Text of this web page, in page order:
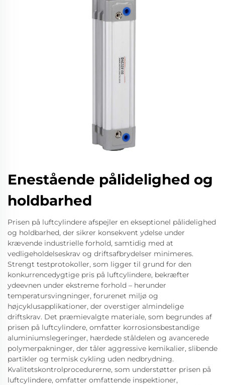
Enestående pålidelighed og
holdbarhed
Prisen på luftcylindere afspejler en ekseptionel pålidelighed
og holdbarhed, der sikrer konsekvent ydelse under
krævende industrielle forhold, samtidig med at
vedligeholdelseskrav og driftsafbrydelser minimeres.
Strengt testprotokoller, som ligger til grund for den
konkurrencedygtige pris på luftcylindere, bekræfter
ydeevnen under ekstreme forhold – herunder
temperatursvingninger, forurenet miljø og
højcyklusapplikationer, der overstiger almindelige
driftskrav. Det præmievalgte materiale, som begrundes af
prisen på luftcylindere, omfatter korrosionsbestandige
aluminiumslegeringer, hærdede ståldelen og avancerede
polymerpakninger, der tåler aggressive kemikalier, slibende
partikler og termisk cykling uden nedbrydning.
Kvalitetskontrolprocedurerne, som understøtter prisen på
luftcylindere, omfatter omfattende inspektioner,